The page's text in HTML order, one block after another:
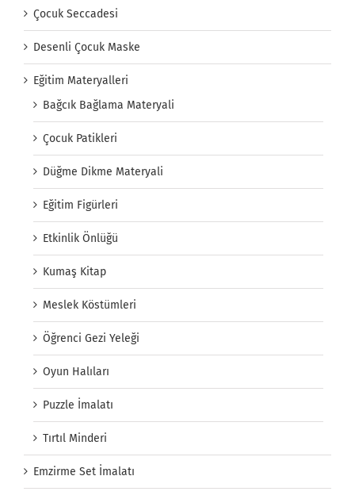
Çocuk Seccadesi
Desenli Çocuk Maske
Eğitim Materyalleri
Bağcık Bağlama Materyali
Çocuk Patikleri
Düğme Dikme Materyali
Eğitim Figürleri
Etkinlik Önlüğü
Kumaş Kitap
Meslek Köstümleri
Öğrenci Gezi Yeleği
Oyun Halıları
Puzzle İmalatı
Tırtıl Minderi
Emzirme Set İmalatı